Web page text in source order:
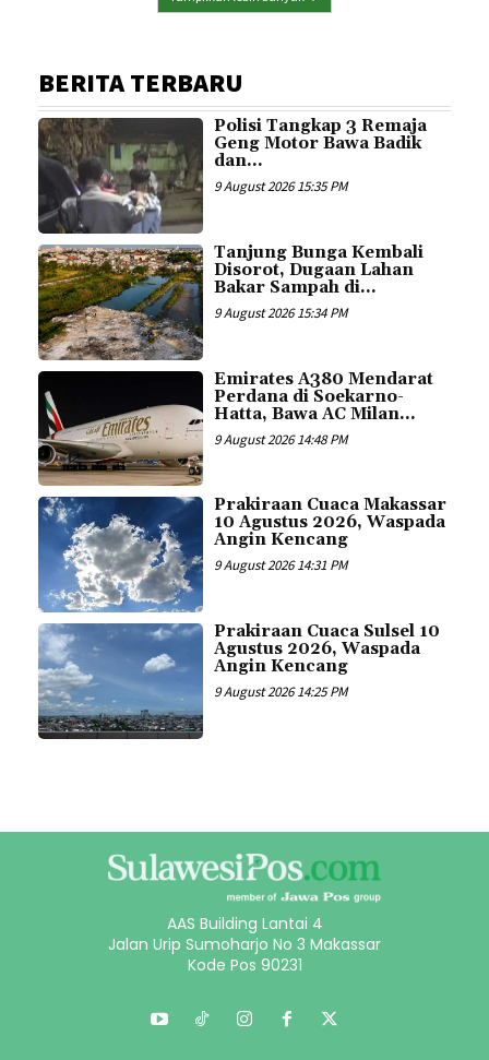
BERITA TERBARU
Polisi Tangkap 3 Remaja
Geng Motor Bawa Badik
dan...
9 August 2026 15:35 PM
Tanjung Bunga Kembali
Disorot, Dugaan Lahan
Bakar Sampah di...
9 August 2026 15:34 PM
Emirates A380 Mendarat
Perdana di Soekarno-
Hatta, Bawa AC Milan...
9 August 2026 14:48 PM
Prakiraan Cuaca Makassar
10 Agustus 2026, Waspada
Angin Kencang
9 August 2026 14:31 PM
Prakiraan Cuaca Sulsel 10
Agustus 2026, Waspada
Angin Kencang
9 August 2026 14:25 PM
AAS Building Lantai 4
Jalan Urip Sumoharjo No 3 Makassar
Kode Pos 90231